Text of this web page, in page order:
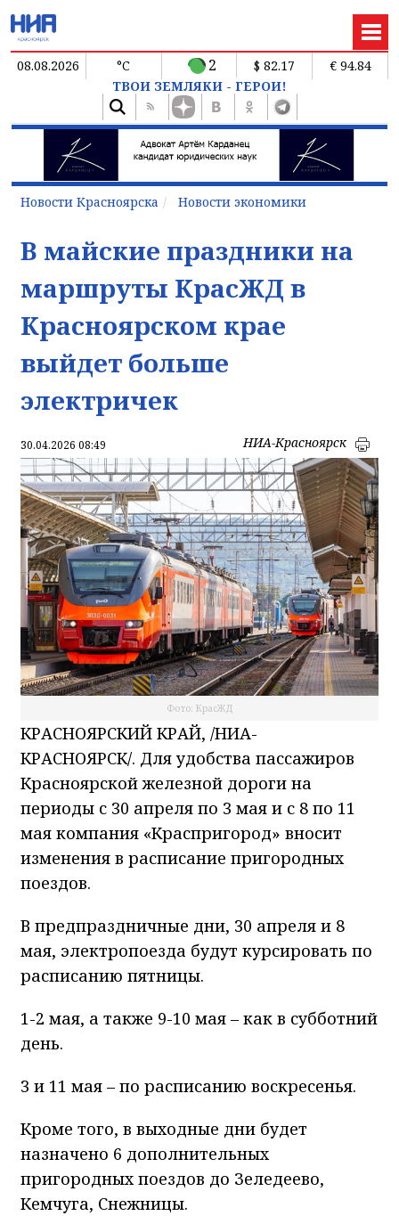
08.08.2026 °C 2 $ 82.17
€ 94.84
ТВОИ ЗЕМЛЯКИ - ГЕРОИ!
Новости Красноярска Новости экономики
В майские праздники на
маршруты КрасЖД в
Красноярском крае
выйдет больше
электричек
30.04.2026 08:49 НИА-Красноярск
Фото: КрасЖД
КРАСНОЯРСКИЙ КРАЙ, /НИА-
КРАСНОЯРСК/. Для удобства пассажиров
Красноярской железной дороги на
периоды с 30 апреля по 3 мая и с 8 по 11
мая компания «Краспригород» вносит
изменения в расписание пригородных
поездов.
В предпраздничные дни, 30 апреля и 8
мая, электропоезда будут курсировать по
расписанию пятницы.
1-2 мая, а также 9-10 мая – как в субботний
день.
3 и 11 мая – по расписанию воскресенья.
Кроме того, в выходные дни будет
назначено 6 дополнительных
пригородных поездов до Зеледеево,
Кемчуга, Снежницы.